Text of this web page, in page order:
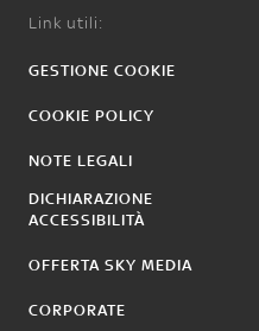
Link utili:
GESTIONE COOKIE
COOKIE POLICY
NOTE LEGALI
DICHIARAZIONE
ACCESSIBILITÀ
OFFERTA SKY MEDIA
CORPORATE